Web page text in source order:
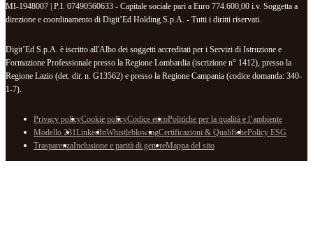
MI-1948007 | P.I. 07490560633 - Capitale sociale pari a Euro 774.600,00 i.v. Soggetta a
direzione e coordinamento di Digit’Ed Holding S.p.A. - Tutti i diritti riservati.
Digit’Ed S.p.A. è iscritto all'Albo dei soggetti accreditati per i Servizi di Istruzione e
Formazione Professionale presso la Regione Lombardia (iscrizione n° 1412), presso la
Regione Lazio (det. dir. n. G13562) e presso la Regione Campania (codice domanda: 340-
1-7).
Privacy policyCookie policyCodice eticoPolitiche per la qualità e l’ambiente
Modello 231LinkedInWhistleblowingCertificazioni & QualifichePolicy ESG
TrasparenzaInclusione e parità di genereMappa del sito